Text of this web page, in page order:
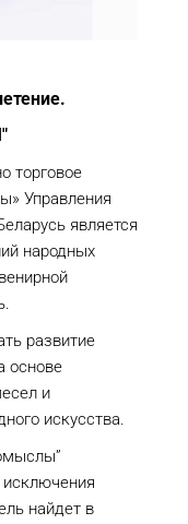
торговое
Управления
является
народных
развитие
основе
и
искусства.
найдет в